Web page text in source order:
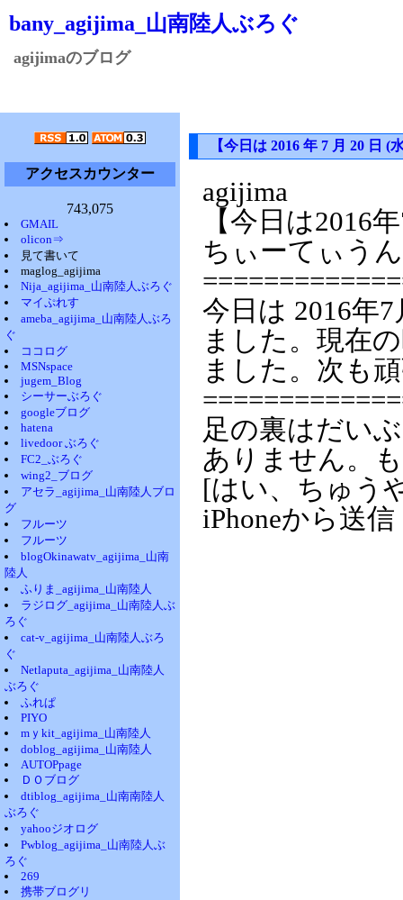
bany_agijima_山南陸人ぶろぐ
agijimaのブログ
アクセスカウンター
743,075
GMAIL
olicon⇒
見て書いて
maglog_agijima
Nija_agijima_山南陸人ぶろぐ
マイぷれす
ameba_agijima_山南陸人ぶろ
ぐ
ココログ
MSNspace
jugem_Blog
シーサーぶろぐ
googleブログ
hatena
livedoor ぶろぐ
FC2_ぶろぐ
wing2_ブログ
アセラ_agijima_山南陸人ブロ
グ
フルーツ
フルーツ
blogOkinawatv_agijima_山南
陸人
ふりま_agijima_山南陸人
ラジログ_agijima_山南陸人ぶ
ろぐ
cat-v_agijima_山南陸人ぶろ
ぐ
Netlaputa_agijima_山南陸人
ぶろぐ
ふれぱ
PIYO
mｙkit_agijima_山南陸人
doblog_agijima_山南陸人
AUTOPpage
ＤＯブログ
dtiblog_agijima_山南南陸人
ぶろぐ
yahooジオログ
Pwblog_agijima_山南陸人ぶ
ろぐ
269
携帯ブログリ
【今日は 2016 年 7 月 20 日
agijima
【今日は2016
ちぃーてぃう
今日は 2016年
ました。現在
ました。次も
足の裏はだい
ありません。
[はい、ちゅう
iPhoneから送信